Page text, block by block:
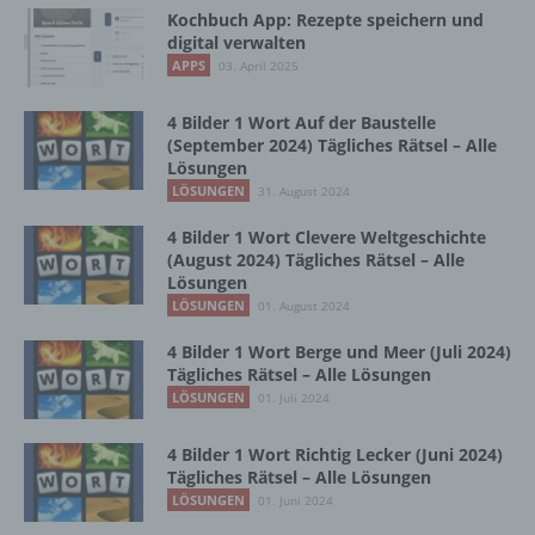
Kochbuch App: Rezepte speichern und
digital verwalten
APPS 03. April 2025
4 Bilder 1 Wort Auf der Baustelle
(September 2024) Tägliches Rätsel – Alle
Lösungen
LÖSUNGEN 31. August 2024
4 Bilder 1 Wort Clevere Weltgeschichte
(August 2024) Tägliches Rätsel – Alle
Lösungen
LÖSUNGEN 01. August 2024
4 Bilder 1 Wort Berge und Meer (Juli 2024)
Tägliches Rätsel – Alle Lösungen
LÖSUNGEN 01. Juli 2024
4 Bilder 1 Wort Richtig Lecker (Juni 2024)
Tägliches Rätsel – Alle Lösungen
LÖSUNGEN 01. Juni 2024
Vorgang oder jede solche Vorgangsreihe im
Zusammenhang mit personenbezogenen
Daten wie das Erheben, das Erfassen, die
die Anpassung oder Veränderung, das
Auslesen, das Abfragen, die Verwendung,
die Offenlegung durch Übermittlung,
Verbreitung oder eine andere Form der
Verknüpfung, die Einschränkung, das
Löschen oder die Vernichtung.
d) Einschränkung der Verarbeitung
Einschränkung der Verarbeitung ist die
Markierung gespeicherter
personenbezogener Daten mit dem Ziel, ihre
künftige Verarbeitung einzuschränken.